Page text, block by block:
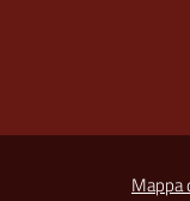
Mappa